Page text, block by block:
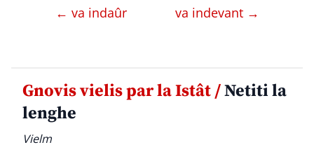
← va indaûr va indevant →
Gnovis vielis par la Istât /Netiti la
lenghe
Vielm